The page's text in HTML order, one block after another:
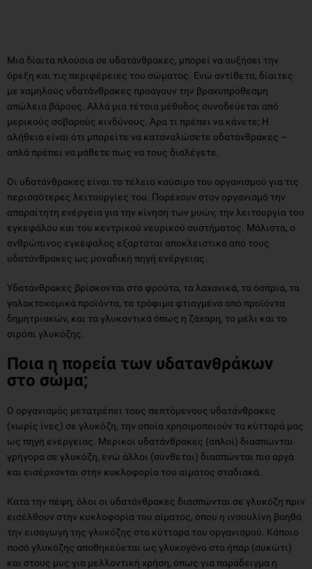
Μια δίαιτα πλούσια σε υδατάνθρακες, μπορεί να αυξήσει την
όρεξη και τις περιφέρειες του σώματος. Ενώ αντίθετα, δίαιτες
με χαμηλούς υδατάνθρακες προάγουν την βραχυπρόθεσμη
απώλεια βάρους. Αλλά μια τέτοια μέθοδος συνοδεύεται από
μερικούς σοβαρούς κινδύνους. Άρα τι πρέπει να κάνετε; Η
αλήθεια είναι ότι μπορείτε να καταναλώσετε υδατάνθρακες –
απλά πρέπει να μάθετε πως να τους διαλέγετε.
Οι υδατάνθρακες είναι το τέλειο καύσιμο του οργανισμού για τις
περισσότερες λειτουργίες του. Παρέχουν στον οργανισμό την
απαραίτητη ενέργεια για την κίνηση των μυών, την λειτουργία του
εγκεφάλου και του κεντρικού νευρικού συστήματος. Μάλιστα, ο
ανθρώπινος εγκέφαλος εξαρτάται αποκλειστικά από τους
υδατάνθρακες ως μοναδική πηγή ενέργειας.
Υδατάνθρακες βρίσκονται στα φρούτα, τα λαχανικά, τα όσπρια, τα
γαλακτοκομικά προϊόντα, τα τρόφιμα φτιαγμένα από προϊόντα
δημητριακών, και τα γλυκαντικά όπως η ζάχαρη, το μέλι και το
σιρόπι γλυκόζης.
Ποια η πορεία των υδατανθράκων
στο σώμα;
Ο οργανισμός μετατρέπει τους πεπτόμενους υδατάνθρακες
(χωρίς ίνες) σε γλυκόζη, την οποία χρησιμοποιούν τα κύτταρά μας
ως πηγή ενέργειας. Μερικοί υδατάνθρακες (απλοί) διασπώνται
γρήγορα σε γλυκόζη, ενώ άλλοι (σύνθετοι) διασπώνται πιο αργά
και εισέρχονται στην κυκλοφορία του αίματος σταδιακά.
Κατά την πέψη, όλοι οι υδατάνθρακες διασπώνται σε γλυκόζη πριν
εισέλθουν στην κυκλοφορία του αίματος, όπου η ινσουλίνη βοηθά
την εισαγωγή της γλυκόζης στα κύτταρα του οργανισμού. Κάποιο
ποσό γλυκόζης αποθηκεύεται ως γλυκογόνο στο ήπαρ (συκώτι)
και στους μυς για μελλοντική χρήση, όπως για παράδειγμα η